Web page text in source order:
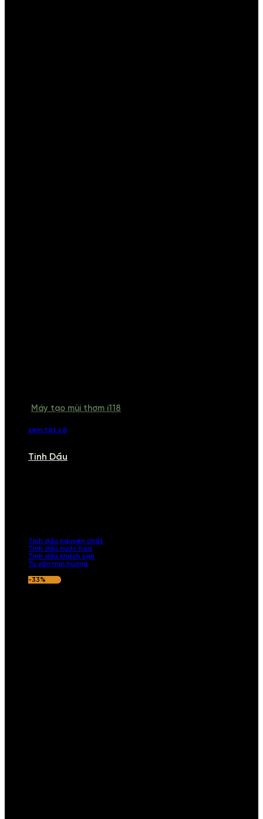
Máy tạo mùi thơm i118
xem tất cả
Tinh Dầu
Tinh dầu nguyên chất
Tinh dầu nước hoa
Tinh dầu khách sạn
Tư vấn mùi hương
-33%